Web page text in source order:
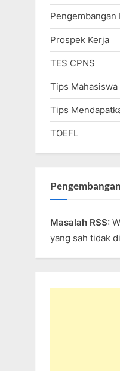
Pengembangan
Prospek Kerja
TES CPNS
Tips Mahasiswa
Tips
TOEFL
Masalah RSS:
yang sah tidak